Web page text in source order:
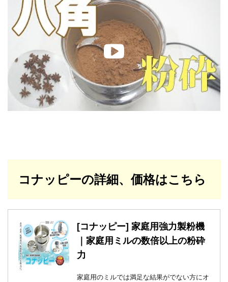
コナッピーの詳細、価格はこちら
[コナッピー] 家庭用強力製粉機
｜家庭用ミルの数倍以上の粉砕
力
家庭用のミルでは満足な結果がでない方にオ